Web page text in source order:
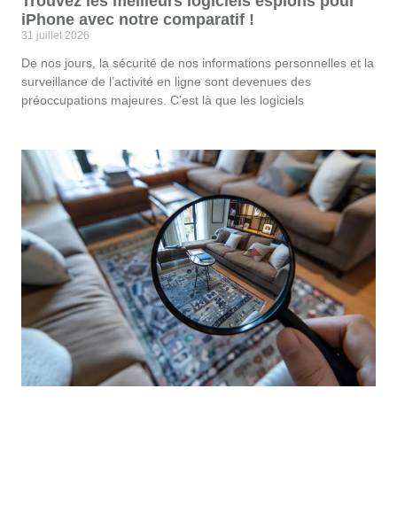
iPhone avec notre comparatif !
31 juillet 2026
De nos jours, la sécurité de nos informations personnelles et la
surveillance de l’activité en ligne sont devenues des
préoccupations majeures. C’est là que les logiciels